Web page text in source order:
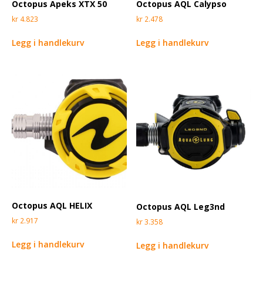
Octopus Apeks XTX 50
kr 4.823
Legg i handlekurv
Octopus AQL Calypso
kr 2.478
Legg i handlekurv
Octopus AQL HELIX
kr 2.917
Legg i handlekurv
Octopus AQL Leg3nd
kr3.358
Legg i handlekurv